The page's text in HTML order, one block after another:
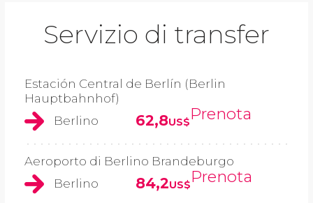
Servizio di transfer
Estación Central de Berlín (Berlin
Hauptbahnhof)
Berlino
62,8US$Prenota
Aeroporto di Berlino Brandeburgo
Berlino
84,2US$Prenota